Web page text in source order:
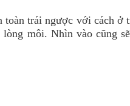
trái ngược với cách ở
môi. Nhìn vào cũng